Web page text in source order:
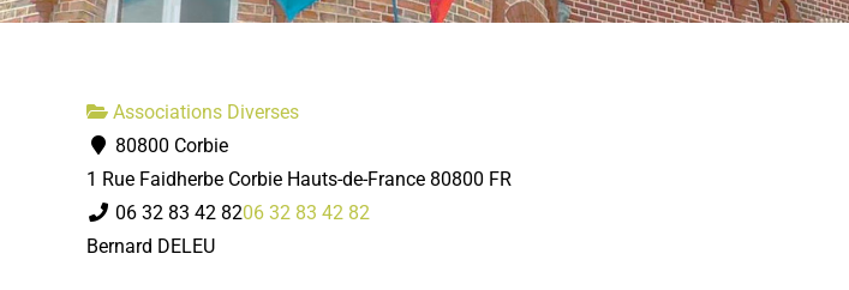
Associations Diverses
80800 Corbie
1 Rue Faidherbe Corbie Hauts-de-France 80800 FR
06 32 83 42 8206 32 83 42 82
Bernard DELEU